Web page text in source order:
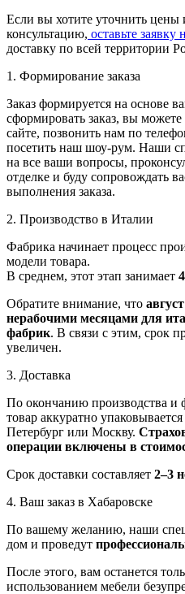
Если вы хотите уточнить
консультацию, оставьте заявку
доставку по всей территории
1. Формирование заказа
Заказ формируется на основе
сформировать заказ, вы
сайте, позвонить нам по
посетить наш шоу-рум. Наши
на все ваши вопросы,
отделке и буду сопровождать
выполнения заказа.
2. Производство в Италии
Фабрика начинает процесс
модели товара.
В среднем, этот этап занимает
Обратите внимание, что
нерабочими месяцами для
фабрик. В связи с этим, срок
увеличен.
3. Доставка
По окончанию производства и
товар аккуратно
Петербург или Москву.
операции включены в
Срок доставки составляет 2–3
4. Ваш заказ в Хабаровске
По вашему желанию, наши
дом и проведут
После этого, вам останется
использованием мебели